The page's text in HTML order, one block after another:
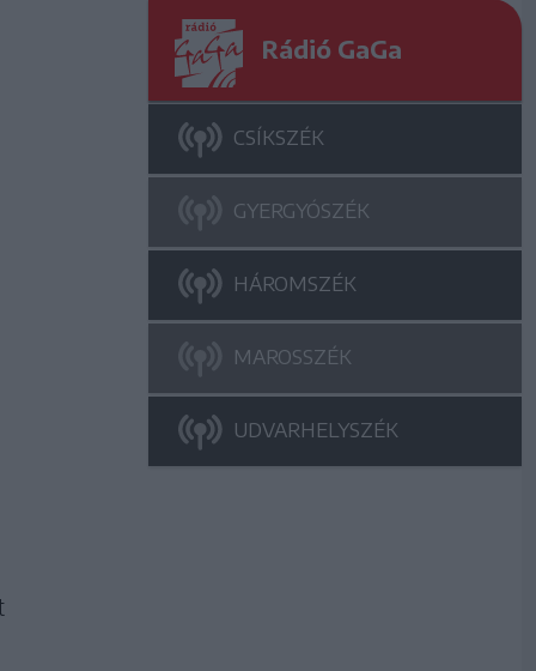
Rádió GaGa
CSÍKSZÉK
GYERGYÓSZÉK
HÁROMSZÉK
MAROSSZÉK
UDVARHELYSZÉK